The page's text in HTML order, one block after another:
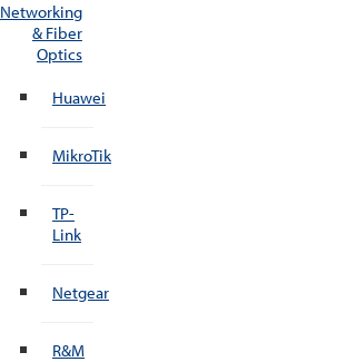
Networking
& Fiber
Optics
Huawei
MikroTik
TP-
Link
Netgear
R&M